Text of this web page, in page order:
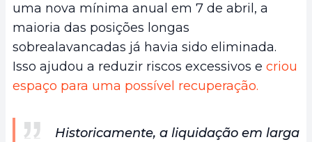
uma nova mínima anual em 7 de abril, a
maioria das posições longas
sobrealavancadas já havia sido eliminada.
Isso ajudou a reduzir riscos excessivos e criou
espaço para uma possível recuperação.
Historicamente, a liquidação em larga